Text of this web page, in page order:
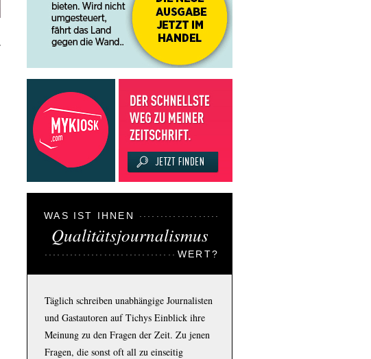
WAS IST IHNEN
Qualitätsjournalismus
WERT?
Täglich schreiben unabhängige Journalisten
und Gastautoren auf Tichys Einblick ihre
Meinung zu den Fragen der Zeit. Zu jenen
Fragen, die sonst oft all zu einseitig